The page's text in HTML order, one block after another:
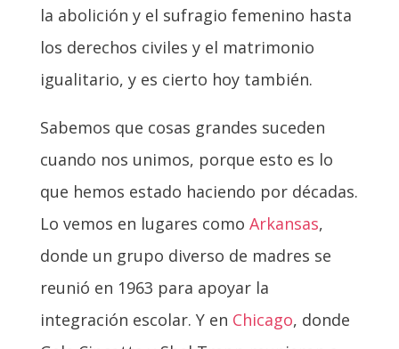
la abolición y el sufragio femenino hasta
los derechos civiles y el matrimonio
igualitario, y es cierto hoy también.
Sabemos que cosas grandes suceden
cuando nos unimos, porque esto es lo
que hemos estado haciendo por décadas.
Lo vemos en lugares como Arkansas,
donde un grupo diverso de madres se
reunió en 1963 para apoyar la
integración escolar. Y en Chicago, donde